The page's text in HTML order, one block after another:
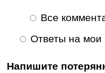
Все
Ответы на мои
Напишите